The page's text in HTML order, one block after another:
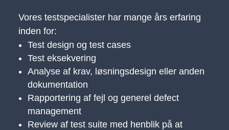
Vores testspecialister har mange års erfaring
inden for:
Test design og test cases
Test eksekvering
Analyse af krav, løsningsdesign eller anden
dokumentation
Rapportering af fejl og generel defect
management
Review af test suite med henblik på at